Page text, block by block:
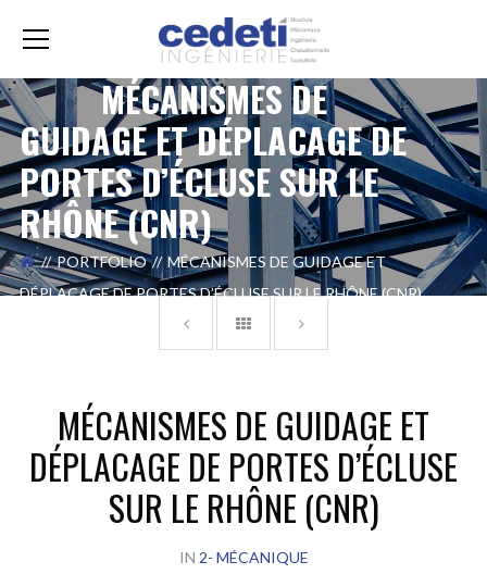
MÉCANISMES DE
GUIDAGE ET DÉPLACAGE DE
PORTES D’ÉCLUSE SUR LE
RHÔNE (CNR)
PORTFOLIO
MÉCANISMES DE GUIDAGE ET
DÉPLACAGE DE PORTES D’ÉCLUSE SUR LE RHÔNE (CNR)
MÉCANISMES DE GUIDAGE ET
DÉPLACAGE DE PORTES D’ÉCLUSE
SUR LE RHÔNE (CNR)
IN 2- MÉCANIQUE